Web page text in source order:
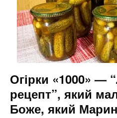
Огірки «1000» —
рецепт”, який
Боже, який